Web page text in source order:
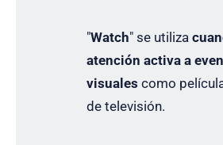
"Watch" se utiliza
atención activa a
visualescomo
de televisión.